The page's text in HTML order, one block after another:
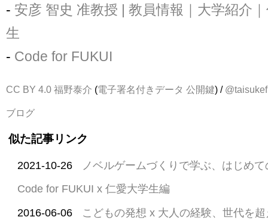
- 安彦 智史 准教授 | 教員情報｜大学紹介
生
- Code for FUKUI
CC BY 4.0 福野泰介 (電子署名付きデータ 公開鍵) / @taisukef
ブログ
似た記事リンク
2021-10-26
ノベルゲームづくりで学ぶ、はじめ
Code for FUKUI x 仁愛大学生編
2016-06-06
こどもの発想 x 大人の経験、世代を